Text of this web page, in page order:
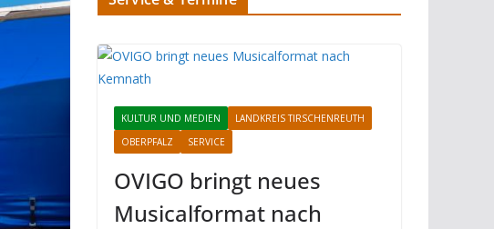
KULTUR UND MEDIEN
LANDKREIS TIRSCHENREUTH
OBERPFALZ
SERVICE
OVIGO bringt neues
Musicalformat nach